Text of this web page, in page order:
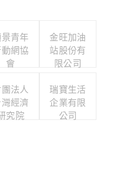
青年
網協
會
金旺加油
站股份有
限公司
法人
灣經濟
究院
瑞寶生活
企業有限
公司